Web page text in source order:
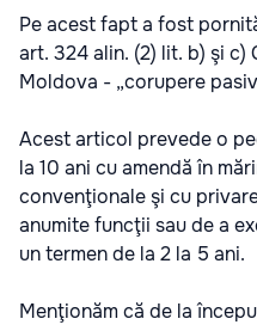
Pe acest fapt a fost
art. 324 alin. (2) lit. b) şi c)
Moldova - „corupere
Acest articol prevede o
la 10 ani cu amendă în
convenţionale şi cu
anumite funcţii sau de a
un termen de la 2 la 5 ani.
Menţionăm că de la